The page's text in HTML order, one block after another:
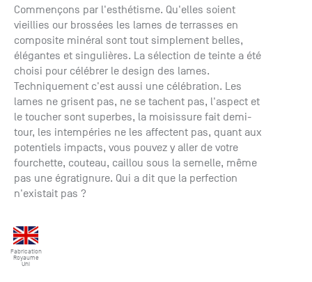
Commençons par l'esthétisme. Qu'elles soient
vieillies our brossées les lames de terrasses en
composite minéral sont tout simplement belles,
élégantes et singulières. La sélection de teinte a été
choisi pour célébrer le design des lames.
Techniquement c'est aussi une célébration. Les
lames ne grisent pas, ne se tachent pas, l'aspect et
le toucher sont superbes, la moisissure fait demi-
tour, les intempéries ne les affectent pas, quant aux
potentiels impacts, vous pouvez y aller de votre
fourchette, couteau, caillou sous la semelle, même
pas une égratignure. Qui a dit que la perfection
n'existait pas ?
Fabrication
Royaume
Uni
+33 (0)1
30 06 09
22
22, route
de
Mantes -
78240
Chambourcy